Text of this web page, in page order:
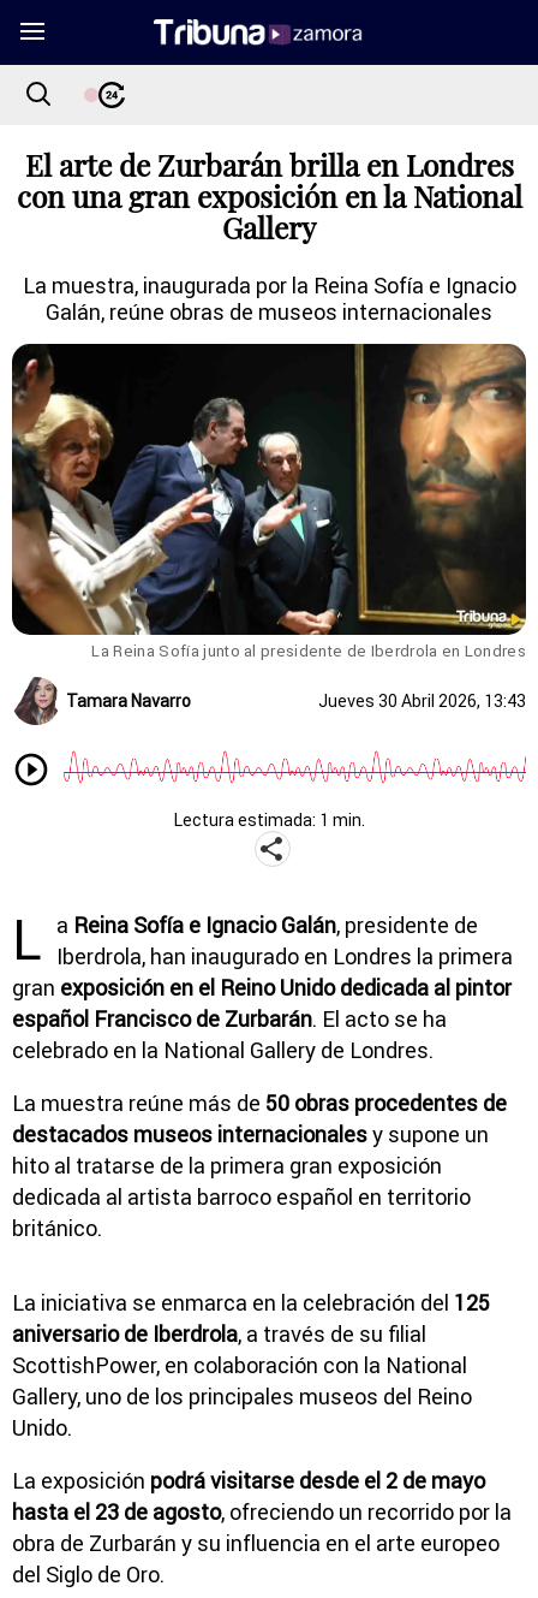
El arte de Zurbarán brilla en Londres
con una gran exposición en la National
Gallery
La muestra, inaugurada por la Reina Sofía e Ignacio
Galán, reúne obras de museos internacionales
La Reina Sofía junto al presidente de Iberdrola en Londres
Tamara Navarro Jueves 30 Abril 2026, 13:43
Lectura estimada: 1 min.
L a Reina Sofía e Ignacio Galán, presidente de
Iberdrola, han inaugurado en Londres la primera
gran exposición en el Reino Unido dedicada al pintor
español Francisco de Zurbarán. El acto se ha
celebrado en la National Gallery de Londres.
La muestra reúne más de 50 obras procedentes de
destacados museos internacionalesy supone un
hito al tratarse de la primera gran exposición
dedicada al artista barroco español en territorio
británico.
La iniciativa se enmarca en la celebración del 125
aniversario de Iberdrola, a través de su filial
ScottishPower, en colaboración con la National
Gallery, uno de los principales museos del Reino
Unido.
La exposición podrá visitarse desde el 2 de mayo
hasta el 23 de agosto, ofreciendo un recorrido por la
obra de Zurbarán y su influencia en el arte europeo
del Siglo de Oro.